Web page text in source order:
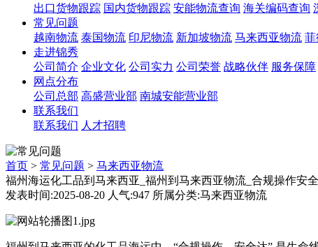
出口货物跟踪 国内货物跟踪 安能物流查询 海关编码查询
常见问题
越南物流 泰国物流 印尼物流 新加坡物流 马来西亚物流 菲
走进锦秀
公司简介 企业文化 公司实力 公司荣誉 战略伙伴 服务保障
网点分布
公司总部 高盛营业部 南城安能营业部
联系我们
联系我们 人才招聘
首页 > 常见问题 > 马来西亚物流
福州海运化工品到马来西亚_福州到马来西亚物流_合规操作安
发表时间:2025-08-20 人气:947 所属分类:马来西亚物流